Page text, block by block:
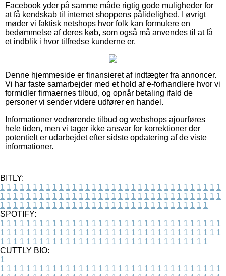
Facebook yder på samme måde rigtig gode muligheder for
at få kendskab til internet shoppens pålidelighed. I øvrigt
møder vi faktisk netshops hvor folk kan formulere en
bedømmelse af deres køb, som også må anvendes til at få
et indblik i hvor tilfredse kunderne er.
Denne hjemmeside er finansieret af indtægter fra annoncer.
Vi har faste samarbejder med et hold af e-forhandlere hvor vi
formidler firmaernes tilbud, og opnår betaling ifald de
personer vi sender videre udfører en handel.
Informationer vedrørende tilbud og webshops ajourføres
hele tiden, men vi tager ikke ansvar for korrektioner der
potentielt er udarbejdet efter sidste opdatering af de viste
informationer.
BITLY:
1 1 1 1 1 1 1 1 1 1 1 1 1 1 1 1 1 1 1 1 1 1 1 1 1 1 1 1 1 1 1 1 1 1
1 1 1 1 1 1 1 1 1 1 1 1 1 1 1 1 1 1 1 1 1 1 1 1 1 1 1 1 1 1 1 1 1 1
1 1 1 1 1 1 1 1 1 1 1 1 1 1 1 1 1 1 1 1 1 1 1 1 1 1 1 1 1 1 1 1
SPOTIFY:
1 1 1 1 1 1 1 1 1 1 1 1 1 1 1 1 1 1 1 1 1 1 1 1 1 1 1 1 1 1 1 1 1 1
1 1 1 1 1 1 1 1 1 1 1 1 1 1 1 1 1 1 1 1 1 1 1 1 1 1 1 1 1 1 1 1 1 1
1 1 1 1 1 1 1 1 1 1 1 1 1 1 1 1 1 1 1 1 1 1 1 1 1 1 1 1 1 1 1 1
CUTTLY BIO:
1
1 1 1 1 1 1 1 1 1 1 1 1 1 1 1 1 1 1 1 1 1 1 1 1 1 1 1 1 1 1 1 1 1 1